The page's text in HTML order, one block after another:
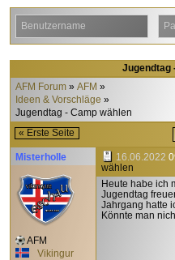
Jugendtag
AFM Forum
AFM
Ideen & Vorschläge
Jugendtag - Camp wählen
« Erste Seite
Misterholle
AFM
Vikingur
16.06.2022
wählen
Heute habe ich
Jugendtag
Jahrgang hatte
Könnte man